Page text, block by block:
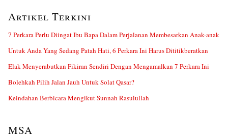
Artikel Terkini
7 Perkara Perlu Diingat Ibu Bapa Dalam Perjalanan Membesarkan Anak-anak
Untuk Anda Yang Sedang Patah Hati, 6 Perkara Ini Harus Dititikberatkan
Elak Menyerabutkan Fikiran Sendiri Dengan Mengamalkan 7 Perkara Ini
Bolehkah Pilih Jalan Jauh Untuk Solat Qasar?
Keindahan Berbicara Mengikut Sunnah Rasulullah
MSA